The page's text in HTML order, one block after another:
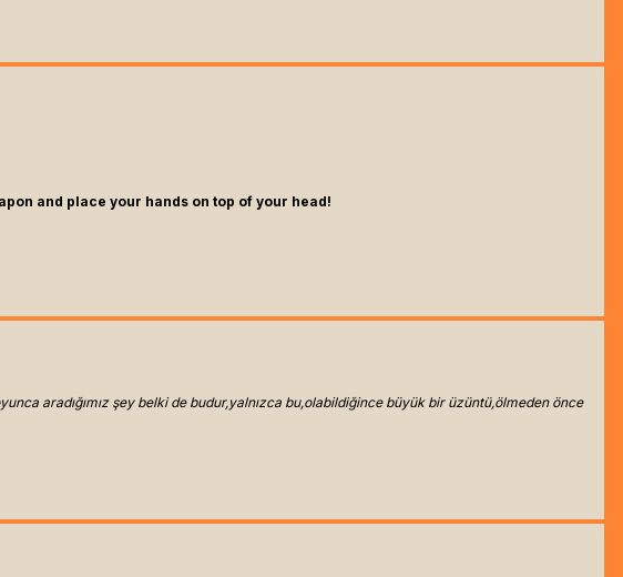
and place your hands on top of your head!
aradığımız şey belki de budur,yalnızca bu,olabildiğince büyük bir üzüntü,ölmeden önce